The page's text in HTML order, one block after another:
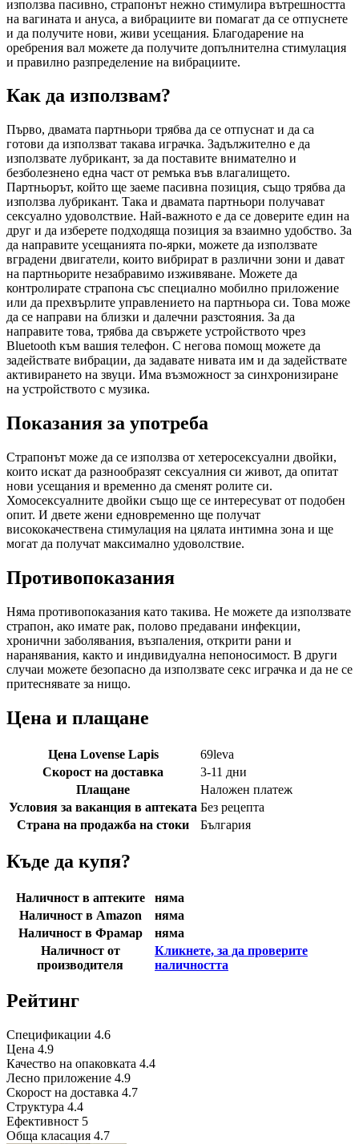
използва пасивно, страпонът нежно стимулира вътрешността
на вагината и ануса, а вибрациите ви помагат да се отпуснете
и да получите нови, живи усещания. Благодарение на
оребрения вал можете да получите допълнителна стимулация
и правилно разпределение на вибрациите.
Как да използвам?
Първо, двамата партньори трябва да се отпуснат и да са
готови да използват такава играчка. Задължително е да
използвате лубрикант, за да поставите внимателно и
безболезнено една част от ремъка във влагалището.
Партньорът, който ще заеме пасивна позиция, също трябва да
използва лубрикант. Така и двамата партньори получават
сексуално удоволствие. Най-важното е да се доверите един на
друг и да изберете подходяща позиция за взаимно удобство. За
да направите усещанията по-ярки, можете да използвате
вградени двигатели, които вибрират в различни зони и дават
на партньорите незабравимо изживяване. Можете да
контролирате страпона със специално мобилно приложение
или да прехвърлите управлението на партньора си. Това може
да се направи на близки и далечни разстояния. За да
направите това, трябва да свържете устройството чрез
Bluetooth към вашия телефон. С негова помощ можете да
задействате вибрации, да задавате нивата им и да задействате
активирането на звуци. Има възможност за синхронизиране
на устройството с музика.
Показания за употреба
Страпонът може да се използва от хетеросексуални двойки,
които искат да разнообразят сексуалния си живот, да опитат
нови усещания и временно да сменят ролите си.
Хомосексуалните двойки също ще се интересуват от подобен
опит. И двете жени едновременно ще получат
висококачествена стимулация на цялата интимна зона и ще
могат да получат максимално удоволствие.
Противопоказания
Няма противопоказания като такива. Не можете да използвате
страпон, ако имате рак, полово предавани инфекции,
хронични заболявания, възпаления, открити рани и
наранявания, както и индивидуална непоносимост. В други
случаи можете безопасно да използвате секс играчка и да не се
притеснявате за нищо.
Цена и плащане
Цена Lovense Lapis 69leva
Скорост на доставка
3-11 дни
Плащане
Наложен платеж
Условия за ваканция в аптеката Без рецепта
Страна на продажба на стоки
България
Къде да купя?
Наличност в аптеките
няма
Наличност в Amazon
няма
Наличност в Фрамар
няма
Наличност от
производителя
Кликнете, за да проверите
наличността
Рейтинг
Спецификации 4.6
Цена 4.9
Качество на опаковката 4.4
Лесно приложение 4.9
Скорост на доставка 4.7
Структура 4.4
Ефективност 5
Обща класация 4.7